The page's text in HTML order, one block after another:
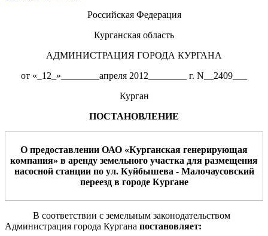
Российская Федерация
Курганская область
АДМИНИСТРАЦИЯ ГОРОДА КУРГАНА
от «_12_»________апреля 2012________ г. N__2409___
Курган
ПОСТАНОВЛЕНИЕ
О предоставлении ОАО «Курганская генерирующая
компания» в аренду земельного участка для размещения
насосной станции по ул. Куйбышева - Малочаусовский
переезд в городеКургане
В соответствии с земельным законодательством
Администрация города Кургана постановляет: